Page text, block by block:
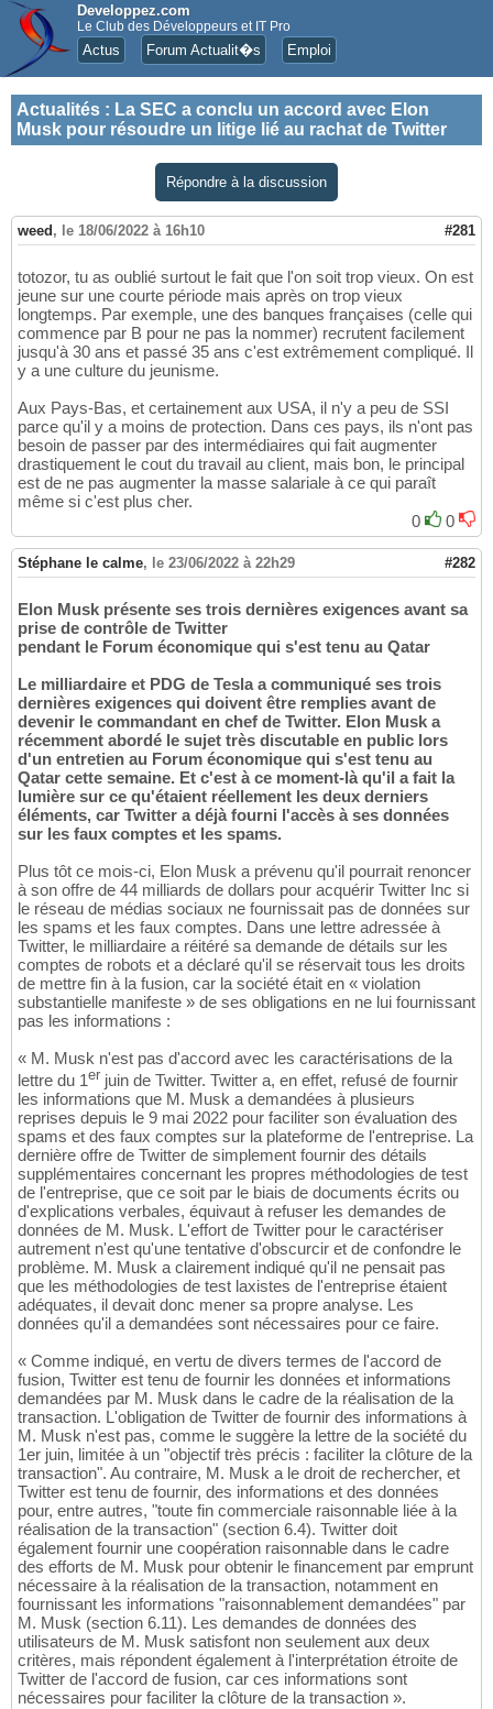
Developpez.com
Le Club des Développeurs et IT Pro
Actus Forum Actualit�s Emploi
Actualités : La SEC a conclu un accord avec Elon
Musk pour résoudre un litige lié au rachat de Twitter
Répondre à la discussion
weed , le 18/06/2022 à 16h10 #281
totozor, tu as oublié surtout le fait que l'on soit trop vieux. On est
jeune sur une courte période mais après on trop vieux
longtemps. Par exemple, une des banques françaises (celle qui
commence par B pour ne pas la nommer) recrutent facilement
jusqu'à 30 ans et passé 35 ans c'est extrêmement compliqué. Il
y a une culture du jeunisme.
Aux Pays-Bas, et certainement aux USA, il n'y a peu de SSI
parce qu'il y a moins de protection. Dans ces pays, ils n'ont pas
besoin de passer par des intermédiaires qui fait augmenter
drastiquement le cout du travail au client, mais bon, le principal
est de ne pas augmenter la masse salariale à ce qui paraît
même si c'est plus cher.
0
0
Stéphane le calme, le 23/06/2022 à 22h29 #282
Elon Musk présente ses trois dernières exigences avant sa
prise de contrôle de Twitter
pendant le Forum économique qui s'est tenu au Qatar
Le milliardaire et PDG de Tesla a communiqué ses trois
dernières exigences qui doivent être remplies avant de
devenir le commandant en chef de Twitter. Elon Musk a
récemment abordé le sujet très discutable en public lors
d'un entretien au Forum économique qui s'est tenu au
Qatar cette semaine. Et c'est à ce moment-là qu'il a fait la
lumière sur ce qu'étaient réellement les deux derniers
éléments, car Twitter a déjà fourni l'accès à ses données
sur les faux comptes et les spams.
Plus tôt ce mois-ci, Elon Musk a prévenu qu'il pourrait renoncer
à son offre de 44 milliards de dollars pour acquérir Twitter Inc si
le réseau de médias sociaux ne fournissait pas de données sur
les spams et les faux comptes. Dans une lettre adressée à
Twitter, le milliardaire a réitéré sa demande de détails sur les
comptes de robots et a déclaré qu'il se réservait tous les droits
de mettre fin à la fusion, car la société était en « violation
substantielle manifeste » de ses obligations en ne lui fournissant
pas les informations :
« M. Musk n'est pas d'accord avec les caractérisations de la
lettre du 1er juin de Twitter. Twitter a, en effet, refusé de fournir
les informations que M. Musk a demandées à plusieurs
reprises depuis le 9 mai 2022 pour faciliter son évaluation des
spams et des faux comptes sur la plateforme de l'entreprise. La
dernière offre de Twitter de simplement fournir des détails
supplémentaires concernant les propres méthodologies de test
de l'entreprise, que ce soit par le biais de documents écrits ou
d'explications verbales, équivaut à refuser les demandes de
données de M. Musk. L'effort de Twitter pour le caractériser
autrement n'est qu'une tentative d'obscurcir et de confondre le
problème. M. Musk a clairement indiqué qu'il ne pensait pas
que les méthodologies de test laxistes de l'entreprise étaient
adéquates, il devait donc mener sa propre analyse. Les
données qu'il a demandées sont nécessaires pour ce faire.
« Comme indiqué, en vertu de divers termes de l'accord de
fusion, Twitter est tenu de fournir les données et informations
demandées par M. Musk dans le cadre de la réalisation de la
transaction. L'obligation de Twitter de fournir des informations à
M. Musk n'est pas, comme le suggère la lettre de la société du
1er juin, limitée à un "objectif très précis : faciliter la clôture de la
transaction". Au contraire, M. Musk a le droit de rechercher, et
Twitter est tenu de fournir, des informations et des données
pour, entre autres, "toute fin commerciale raisonnable liée à la
réalisation de la transaction" (section 6.4). Twitter doit
également fournir une coopération raisonnable dans le cadre
des efforts de M. Musk pour obtenir le financement par emprunt
nécessaire à la réalisation de la transaction, notamment en
fournissant les informations "raisonnablement demandées" par
M. Musk (section 6.11). Les demandes de données des
utilisateurs de M. Musk satisfont non seulement aux deux
critères, mais répondent également à l'interprétation étroite de
Twitter de l'accord de fusion, car ces informations sont
nécessaires pour faciliter la clôture de la transaction ».